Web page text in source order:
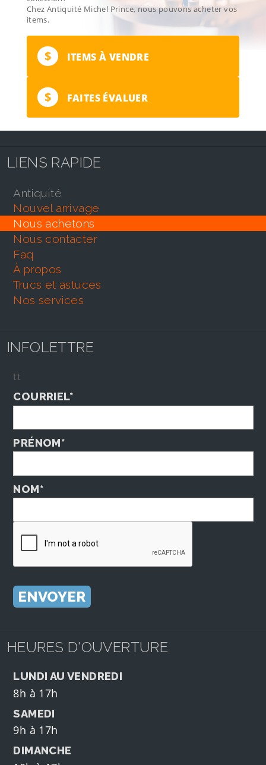
Chez Antiquité Michel Prince, nous pouvons acheter vos
items.
$ ITEMS À VENDRE
$ FAITES ÉVALUER
LIENS RAPIDE
antiquité
nouvel arrivage
nous achetons
nous contacter
faq
À propos
trucs et astuces
nos services
INFOLETTRE
tt
COURRIEL*
PRÉNOM*
NOM*
HEURES D'OUVERTURE
LUNDI AU VENDREDI
8h à 17h
SAMEDI
9h à 17h
DIMANCHE